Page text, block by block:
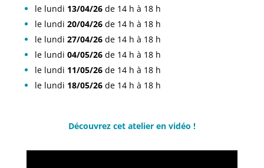
le lundi 13/04/26de 14 h à 18 h
le lundi 20/04/26de 14 h à 18 h
le lundi 27/04/26de 14 h à 18 h
le lundi 04/05/26de 14 h à 18 h
le lundi 11/05/26de 14 h à 18 h
le lundi 18/05/26de 14 h à 18 h
Découvrez cet atelier en vidéo !